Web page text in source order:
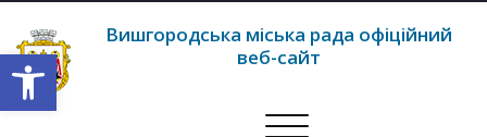
Відкрити Панель інструментів
Вишгородська міська рада офіційний
веб-сайт
Перемкнути